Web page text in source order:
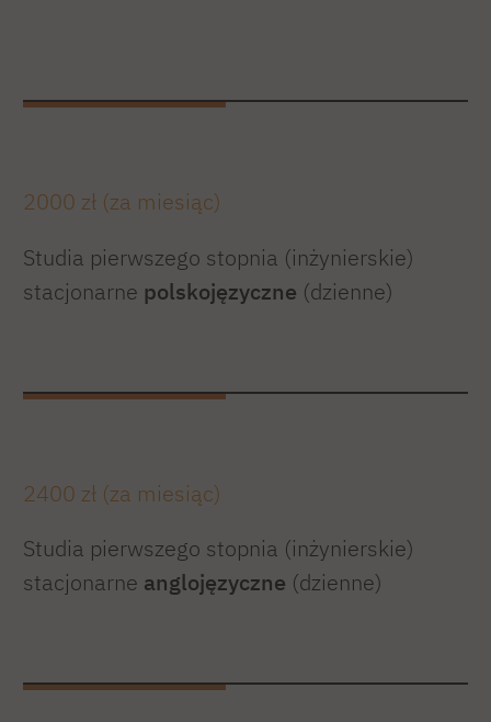
2000 zł (za miesiąc)
Studia pierwszego stopnia (inżynierskie)
stacjonarne polskojęzyczne (dzienne)
2400 zł (za miesiąc)
Studia pierwszego stopnia (inżynierskie)
stacjonarne anglojęzyczne (dzienne)